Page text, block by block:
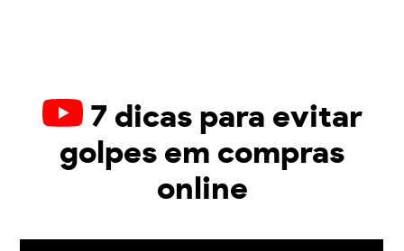
7 dicas para evitar
golpes em compras
online